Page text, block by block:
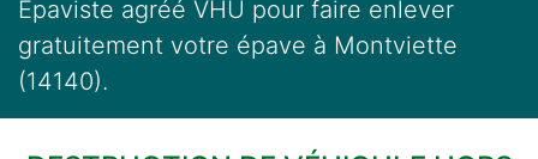
Épaviste agréé VHU pour faire enlever
gratuitement votre épave à Montviette
(14140).